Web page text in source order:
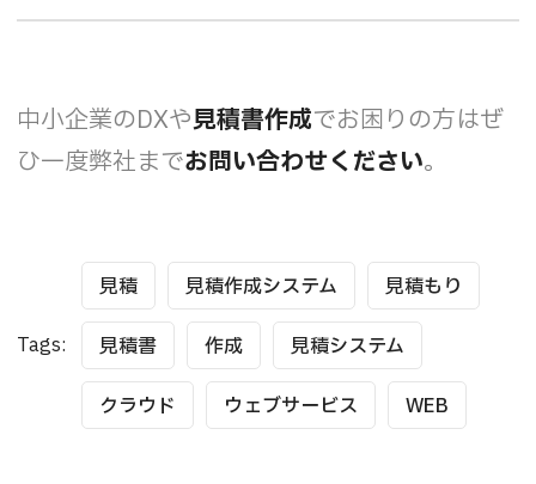
中小企業のDXや見積書作成でお困りの方はぜ
ひ一度弊社までお問い合わせください。
Tags:
見積 見積作成システム 見積もり
見積書 作成 見積システム
クラウド ウェブサービス WEB